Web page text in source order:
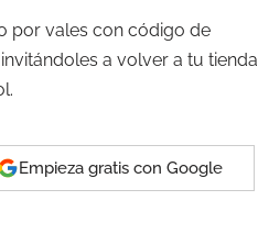
por vales con código de
a volver a tu tienda
Empieza gratis con Google